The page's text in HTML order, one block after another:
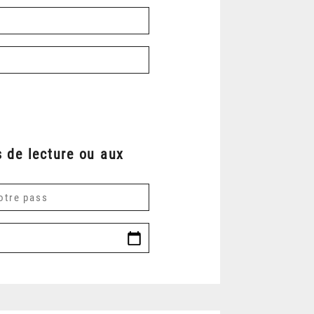
de lecture ou aux